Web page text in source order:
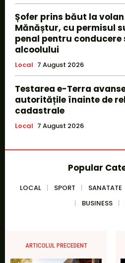
Șofer prins băut la
Mănăștur, cu permisul
penal pentru conducere
alcoolului
Local 7 August 2026
Testarea e-Terra
autoritățile înainte de
cadastrale
Local 7 August 2026
Popular
LOCAL SPORT SANATATE
BUSINESS
ARTICOLUL PRECEDENT